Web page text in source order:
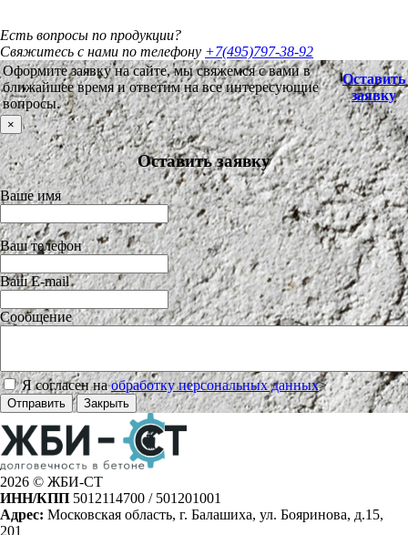
Есть вопросы по продукции?
Свяжитесь с нами по телефону +7(495)797-38-92
Оформите заявку на сайте, мы свяжемся с вами в
ближайшее время и ответим на все интересующие
вопросы.
Оставить
заявку
×
Оставить заявку
Ваше имя
Ваш телефон
Ваш E-mail
Сообщение
Я согласен наобработку персональных данных>
Отправить Закрыть
2026 © ЖБИ-СТ
ИНН/КПП 5012114700 / 501201001
Адрес: Московская область, г. Балашиха, ул. Бояринова, д.15,
201